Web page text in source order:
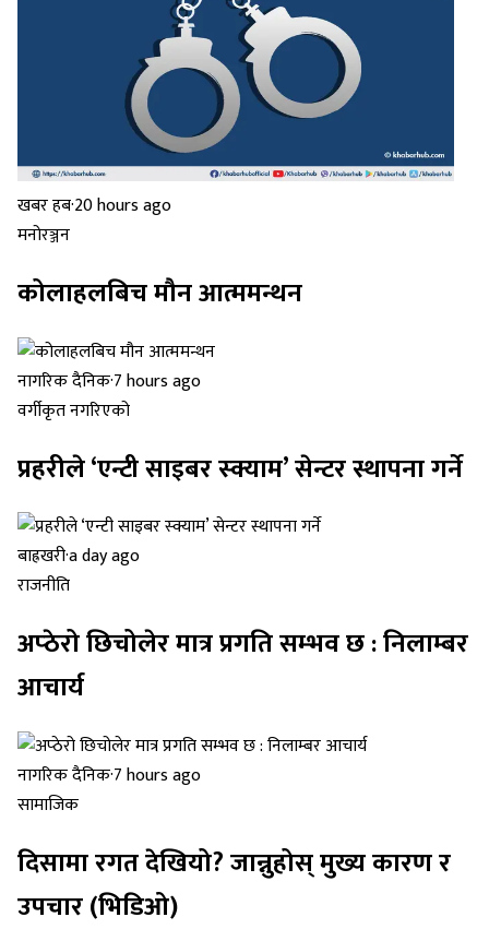
खबर हब·20 hours ago
मनोरञ्जन
कोलाहलबिच मौन आत्ममन्थन
नागरिक दैनिक·7 hours ago
वर्गीकृत नगरिएको
प्रहरीले ‘एन्टी साइबर स्क्याम’ सेन्टर स्थापना गर्ने
बाह्रखरी·a day ago
राजनीति
अप्ठेरो छिचोलेर मात्र प्रगति सम्भव छ : निलाम्बर
आचार्य
नागरिक दैनिक·7 hours ago
सामाजिक
दिसामा रगत देखियो? जान्नुहोस् मुख्य कारण र
उपचार (भिडिओ)